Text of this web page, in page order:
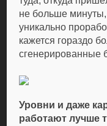
не больше минуты,
уникально
кажется гораздо
сгенерированные
Уровни и даже
работают лучше